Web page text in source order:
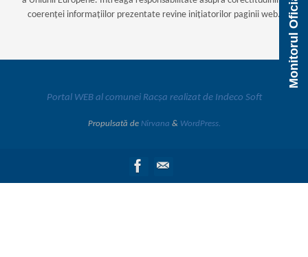
coerenței informațiilor prezentate revine inițiatorilor paginii web.
Portal WEB al comunei Racșa realizat de Indeco Soft
Propulsată de Nirvana & WordPress.